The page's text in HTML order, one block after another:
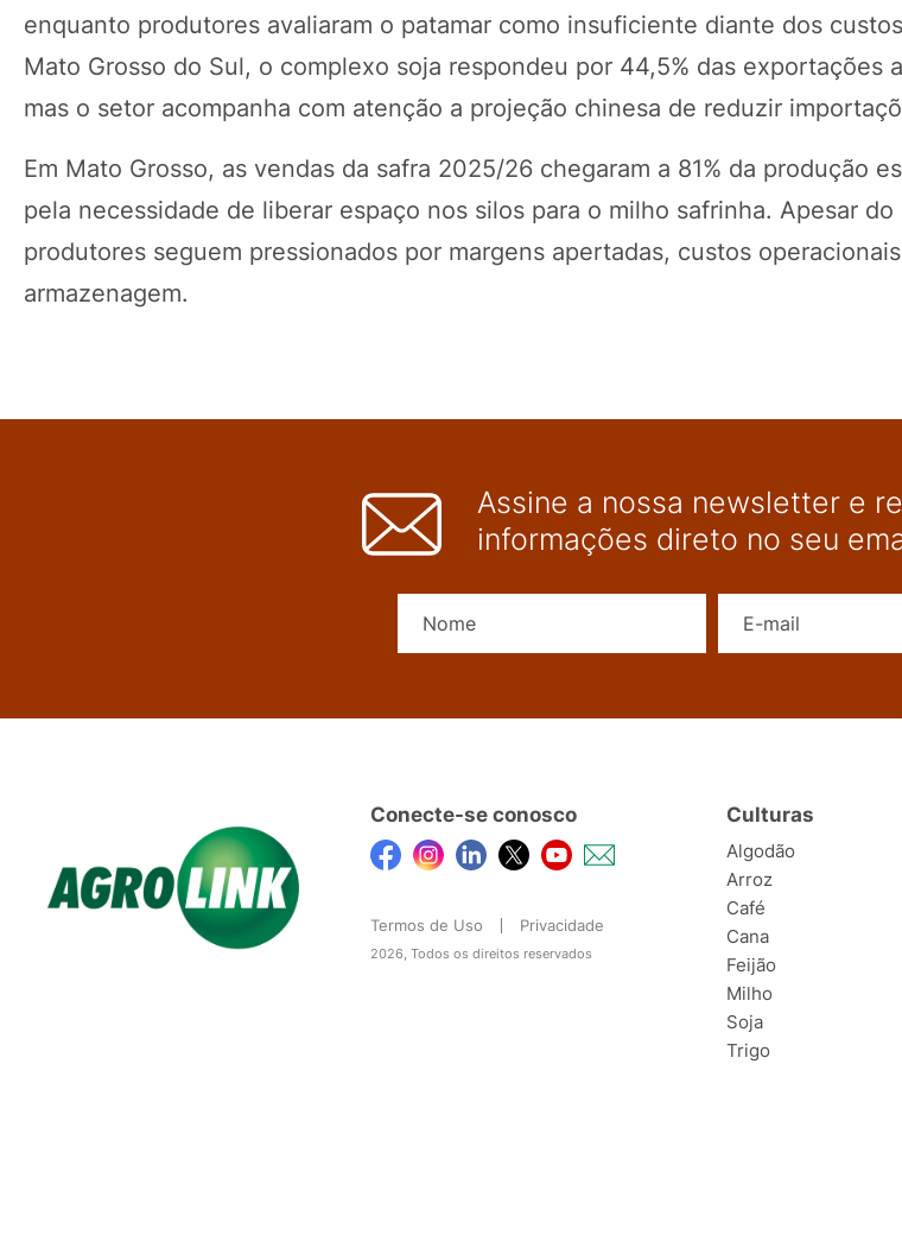
enquanto produtores avaliaram o patamar como insuficiente diante dos
Mato Grosso do Sul, o complexo soja respondeu por 44,5% das exportações
mas o setor acompanha com atenção a projeção chinesa de reduzir
Em Mato Grosso, as vendas da safra 2025/26 chegaram a 81% da produção
pela necessidade de liberar espaço nos silos para o milho safrinha. Apesar
produtores seguem pressionados por margens apertadas, custos
armazenagem.
Assine a nossa newsletter e
informações direto no seu
Conecte-se conosco
Termos de Uso Privacidade
2026, Todos os direitos reservados
Culturas
Algodão
Arroz
Café
Cana
Feijão
Milho
Soja
Trigo